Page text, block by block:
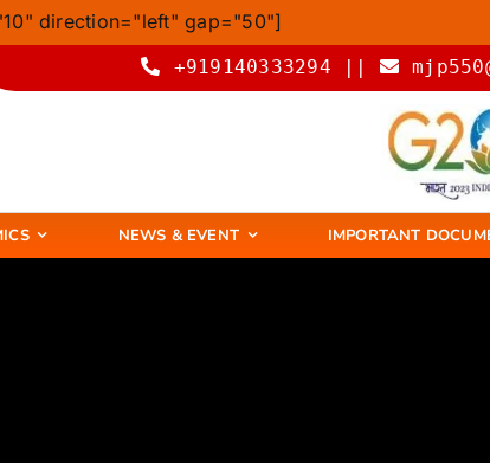
direction="left" gap="50"]
+919140333294 ||
NEWS & EVENT IMPORTANT